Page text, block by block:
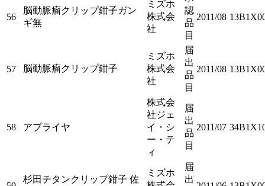
56
脳動脈瘤クリップ鉗子ガン
ギ無
ミズホ
株式会
社
認
品
目
2011/08
57 脳動脈瘤クリップ鉗子
ミズホ
株式会
社
届
出
品
目
2011/08
58 アプライヤ
株式会
社ジェ
イ・シ
ー・テ
ィ
届
出
品
目
2011/07
杉田チタンクリップ鉗子 佐
ミズホ
届
出